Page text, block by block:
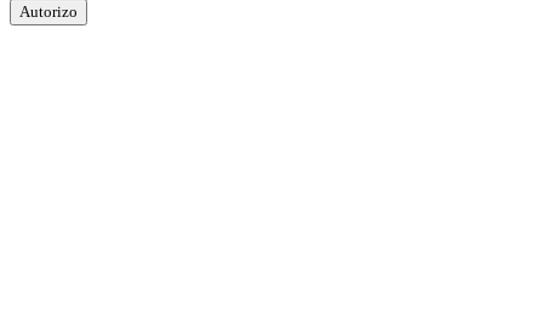
Autorizo